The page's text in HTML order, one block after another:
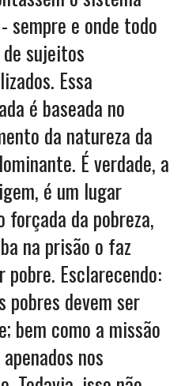
sempre e onde todo
sujeitos
Essa
é baseada no
da natureza da
É verdade, a
é um lugar
da pobreza,
na prisão o faz
Esclarecendo:
pobres devem ser
bem como a missão
nos